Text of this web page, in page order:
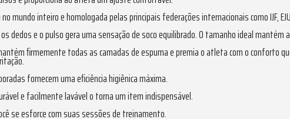
mundo inteiro e homologada pelas principais federações internacionais como IJF,
dedos e o pulso gera uma sensação de soco equilibrado. O tamanho ideal
firmemente todas as camadas de espuma e premia o atleta com o conforto
fornecem uma eficiência higiênica máxima.
e facilmente lavável o torna um item indispensável.
se esforce com suas sessões de treinamento.